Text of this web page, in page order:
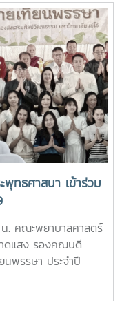
ได้นำนักศึกษาเยี่ยม
ทยาลัย อาทิ อนุสาวรีย์
าได้เรียนรู้ประวัติและ
อมหาวิทยาลัย คุณค่า
บันและช่วงบ่าย คณะ
ยาลัย และสำนักวิจัย
งสาววัชรินทร์ จันท
มรู้เกี่ยวกับการผลิต
รวมทั้งนำเยี่ยมชม
ละนวัตกรรมทางการ
ได้เดินทางไปศึกษา
ถเยี่ยมชมบริเวณรอบ
มหาวิทยาลัย ได้แก่
ยพลังงาน เพื่อเรียนรู้
หาวิทยาลัยแม่โจ้เปิด
กล่าว นับว่าเป็นการ
อข่ายความร่วมมือ
าะห์ การแก้ไขปัญหา
พรียงห้อง “ร่ม
หาวิทยาลัยแม่โจ้และ
ารด้านการดูแลสุขภาพ
าพกายและสุขภาพใจ
อย่างทั่วถึง มีสุขภาวะ
การส่งเสริมคุณภาพ
วิตภายในมหาวิทยาลัย
20.00 น.นอกจากนี้
ยนรู้และฝึกปฏิบัติ
กำกับดูแลของ
ห้นักศึกษาได้พัฒนา
จริง ควบคู่ไปกับการ
ย่างไรก็ตาม การเปิด
าเป็นก้าวสำคัญของ
ขภาพของนักศึกษา
นการสร้างสภาพ
ทธศาสนา เข้าร่วม
. คณะพยาบาลศาสตร์
ดแสง รองคณบดี
พรรษา ประจำปี
ยแม่โจ้ผู้เข้าร่วมพิธี